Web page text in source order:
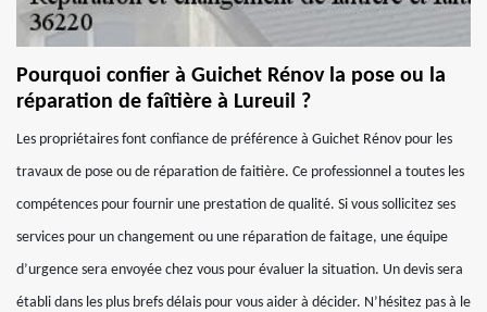
Pourquoi confier à Guichet Rénov la pose ou la
réparation de faîtière à Lureuil ?
Les propriétaires font confiance de préférence à Guichet Rénov pour les
travaux de pose ou de réparation de faitière. Ce professionnel a toutes les
compétences pour fournir une prestation de qualité. Si vous sollicitez ses
services pour un changement ou une réparation de faitage, une équipe
d’urgence sera envoyée chez vous pour évaluer la situation. Un devis sera
établi dans les plus brefs délais pour vous aider à décider. N’hésitez pas à le